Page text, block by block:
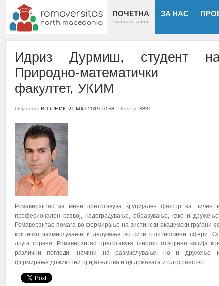
ПОЧЕТНА
Главна страна
ЗА НАС
Идриз Дурмиш, студент
Природно-математички
факултет, УКИМ
Објавено: ВТОРНИК, 21 МАЈ 2019 10:58 Посети: 3831
Ромаверзитас за мене претставува круцијален фактор за личен
професионален развој, надоградување, образување, како и
Ромаверзитас помага во формирање на вистински академски граѓани
критичко размислување и делување во сите општествени сфери.
друга страна, Ромаверзитас претставува широко отворена капија
различни погледи, начини на размислување, но и дружење
формирање доживотни пријателства и од државата и од странство.